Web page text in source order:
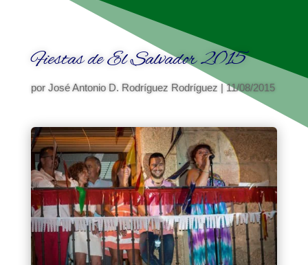
Fiestas de El Salvador 2015
por José Antonio D. Rodríguez Rodríguez |11/08/2015